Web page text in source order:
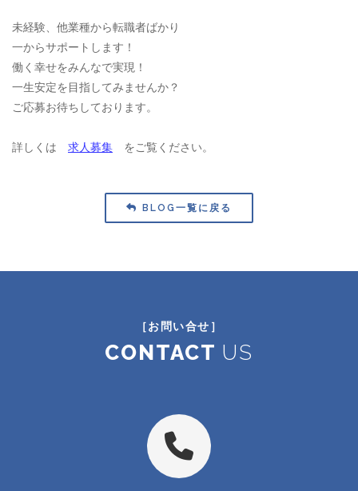
未経験、他業種から転職者ばかり
一からサポートします！
働く幸せをみんなで実現！
一生安定を目指してみませんか？
ご応募お待ちしております。
詳しくは 求人募集 をご覧ください。
BLOG一覧に戻る
［お問い合せ］
CONTACT US